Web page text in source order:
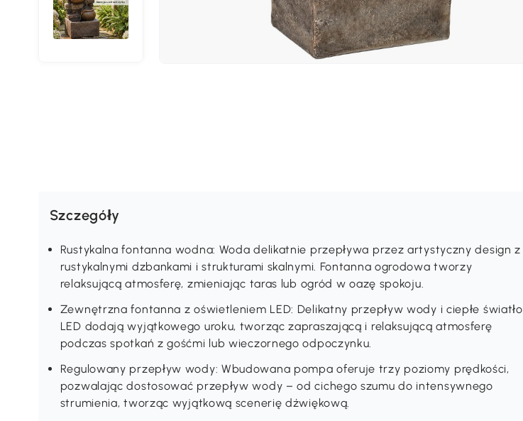
Szczegóły
Rustykalna fontanna wodna: Woda delikatnie przepływa przez artystyczny design z
rustykalnymi dzbankami i strukturami skalnymi. Fontanna ogrodowa tworzy
relaksującą atmosferę, zmieniając taras lub ogród w oazę spokoju.
Zewnętrzna fontanna z oświetleniem LED: Delikatny przepływ wody i ciepłe światło
LED dodają wyjątkowego uroku, tworząc zapraszającą i relaksującą atmosferę
podczas spotkań z gośćmi lub wieczornego odpoczynku.
Regulowany przepływ wody: Wbudowana pompa oferuje trzy poziomy prędkości,
pozwalając dostosować przepływ wody – od cichego szumu do intensywnego
strumienia, tworząc wyjątkową scenerię dźwiękową.